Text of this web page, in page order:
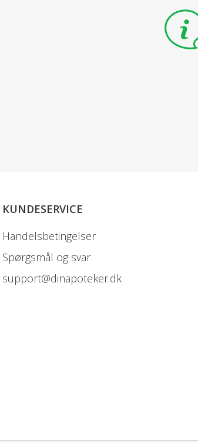
KUNDESERVICE
Handelsbetingelser
Spørgsmål og svar
support@dinapoteker.dk